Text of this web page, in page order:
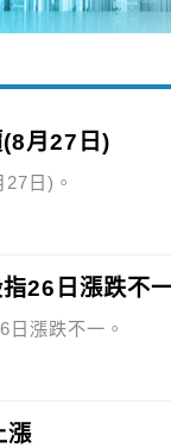
月27日)
日)。
26日漲跌不
日漲跌不一。
漲